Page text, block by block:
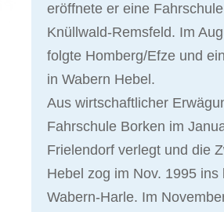
eröffnete er eine
Knüllwald-Remsfeld. Im
folgte Homberg/Efze und
in Wabern Hebel.
Aus wirtschaftlicher
Fahrschule Borken im
Frielendorf verlegt und die
Hebel zog im Nov. 1995 ins
Wabern-Harle. Im